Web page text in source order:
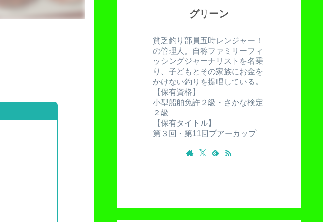
グリーン
貧乏釣り部員五時レンジャー！
の管理人。自称ファミリーフィ
ッシングジャーナリストを名乗
り、子どもとその家族にお金を
かけない釣りを提唱している。
【保有資格】
小型船舶免許２級・さかな検定
２級
【保有タイトル】
第３回・第11回プアーカップ